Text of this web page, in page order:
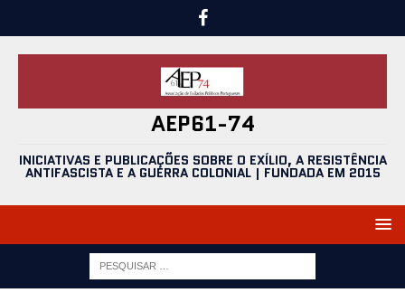
AEP61-74
INICIATIVAS E PUBLICAÇÕES SOBRE O EXÍLIO, A RESISTÊNCIA
ANTIFASCISTA E A GUERRA COLONIAL | FUNDADA EM 2015